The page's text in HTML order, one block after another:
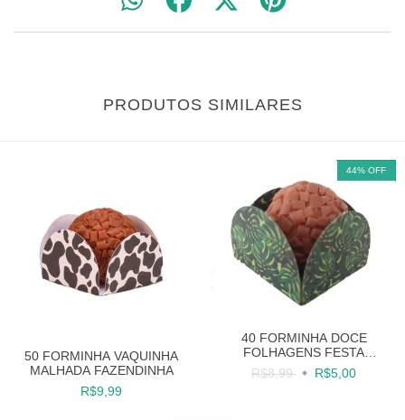
PRODUTOS SIMILARES
50 FORMINHA VAQUINHA
MALHADA FAZENDINHA
R$9,99
44% OFF
40 FORMINHA DOCE
FOLHAGENS FESTA
TROPICAL
R$8,99 R$5,00